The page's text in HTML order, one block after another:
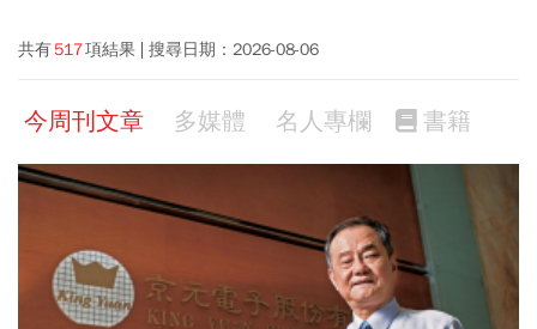
共有517項結果 搜尋日期： 2026-08-06
今周刊文章 多媒體 名人專欄 書籍